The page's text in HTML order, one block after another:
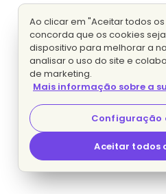
Ao clicar em "Aceitar todos
concorda que os cookies
dispositivo para melhorar a
analisar o uso do site e
de marketing.
Mais informação sobre a
Configuração
Aceitar todos